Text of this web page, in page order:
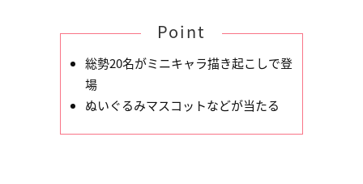
Point
総勢20名がミニキャラ描き起こしで登
場
ぬいぐるみマスコットなどが当たる